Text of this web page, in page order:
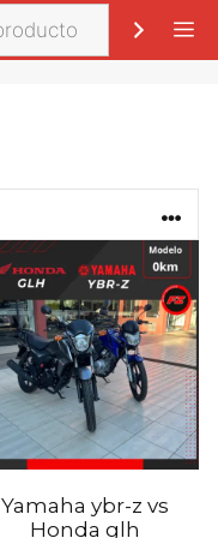
Yamaha ybr-z vs
Honda glh